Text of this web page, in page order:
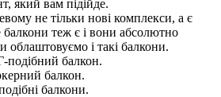
який вам підійде.
не тільки нові комплекси, а є
балкони теж є і вони абсолютно
облаштовуємо і такі балкони.
подібний балкон.
балкон.
балкони.